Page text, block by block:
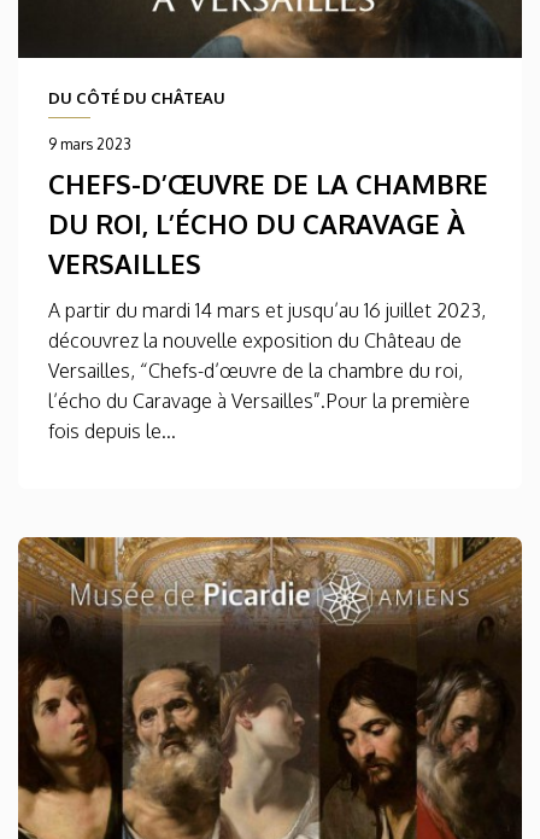
DU CÔTÉ DU CHÂTEAU
9 mars 2023
CHEFS-D’ŒUVRE DE LA CHAMBRE
DU ROI, L’ÉCHO DU CARAVAGE À
VERSAILLES
A partir du mardi 14 mars et jusqu’au 16 juillet 2023,
découvrez la nouvelle exposition du Château de
Versailles, “Chefs-d’œuvre de la chambre du roi,
l’écho du Caravage à Versailles”.Pour la première
fois depuis le...